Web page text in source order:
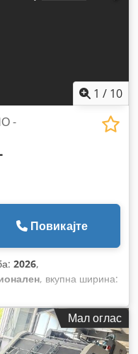
1 / 10
-
Повикајте
2026,
, вкупна ширина:
16 A,
, влезен напон:
- МАНУАЛНА - Нова
Мал оглас